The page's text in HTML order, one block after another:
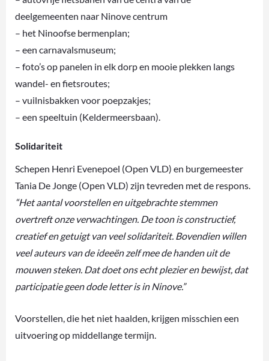
deelgemeenten naar Ninove centrum
– het Ninoofse bermenplan;
– een carnavalsmuseum;
– foto’s op panelen in elk dorp en mooie plekken langs
wandel- en fietsroutes;
– vuilnisbakken voor poepzakjes;
– een speeltuin (Keldermeersbaan).
Solidariteit
Schepen Henri Evenepoel (Open VLD) en burgemeester
Tania De Jonge (Open VLD) zijn tevreden met de respons.
“Het aantal voorstellen en uitgebrachte stemmen
overtreft onze verwachtingen. De toon is constructief,
creatief en getuigt van veel solidariteit. Bovendien willen
veel auteurs van de ideeën zelf mee de handen uit de
mouwen steken. Dat doet ons echt plezier en bewijst, dat
participatie geen dode letter is in Ninove.”
Voorstellen, die het niet haalden, krijgen misschien een
uitvoering op middellange termijn.